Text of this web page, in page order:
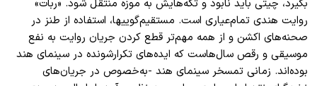
بگیرد، چیتی باید نابود و تکههایش به موزه منتقل شود. «ربات»
روایت هندی تمامعیاری است. مستقیمگوییها، استفاده از طنز در
صحنههای اکشن و از همه مهمتر قطع کردن جریان روایت به نفع
موسیقی و رقص سالهاست که ایدههای تکرارشونده در سینمای هند
بودهاند. زمانی تمسخر سینمای هند -بهخصوص در جریانهای